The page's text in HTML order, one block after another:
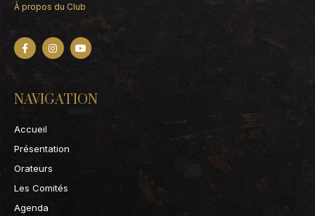
À propos du Club
NAVIGATION
Accueil
Présentation
Orateurs
Les Comités
Agenda